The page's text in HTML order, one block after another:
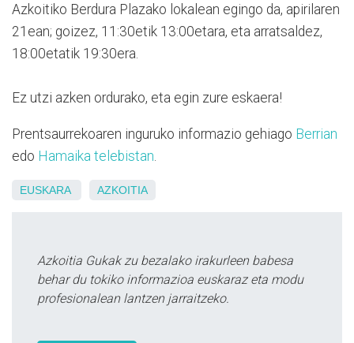
Azkoitiko Berdura Plazako lokalean egingo da, apirilaren
21ean; goizez, 11:30etik 13:00etara, eta arratsaldez,
18:00etatik 19:30era.
Ez utzi azken ordurako, eta egin zure eskaera!
Prentsaurrekoaren inguruko informazio gehiago Berrian
edo Hamaika telebistan
EUSKARA AZKOITIA
Azkoitia Gukak zu bezalako irakurleen babesa
behar du tokiko informazioa euskaraz eta modu
profesionalean lantzen jarraitzeko.